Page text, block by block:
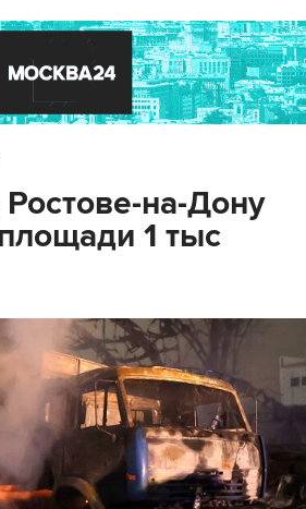
на-Дону
1 тыс